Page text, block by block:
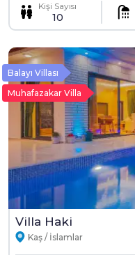
Kişi Sayısı
10
Balayı Villası
Muhafazakar Villa
Villa Haki
Kaş / İslamlar